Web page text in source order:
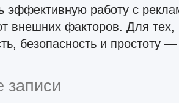
эффективную работу с
внешних факторов. Для тех,
безопасность и простоту
записи